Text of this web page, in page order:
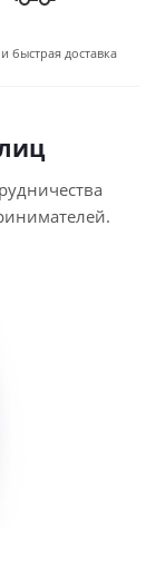
быстрая доставка